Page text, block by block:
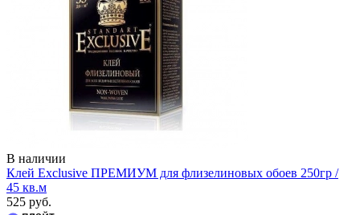
В наличии
Клей Exclusive ПРЕМИУМ для флизелиновых обоев 250гр /
45 кв.м
525 руб.